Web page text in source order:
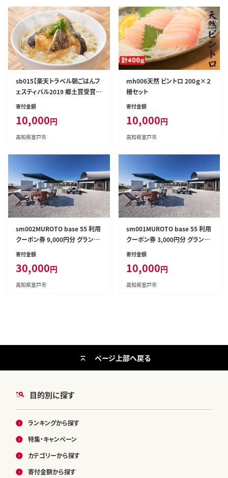
sb015【楽天トラベル朝ごはんフ
ェスティバル2019 郷土賞受賞】
ウツボの土佐茶漬け[4食分]
寄付金額
10,000円
高知県室戸市
mh006天然 ビントロ 200ｇ×２
柵セット
寄付金額
10,000円
高知県室戸市
sm002MUROTO base 55 利用
クーポン券 9,000円分 グランピ
ング
寄付金額
30,000円
高知県室戸市
sm001MUROTO base 55 利用
クーポン券 3,000円分 グランピ
ング
寄付金額
10,000円
高知県室戸市
目的別に探す
ランキングから探す
特集・キャンペーン
カテゴリーから探す
寄付金額から探す
ページ上部へ戻る